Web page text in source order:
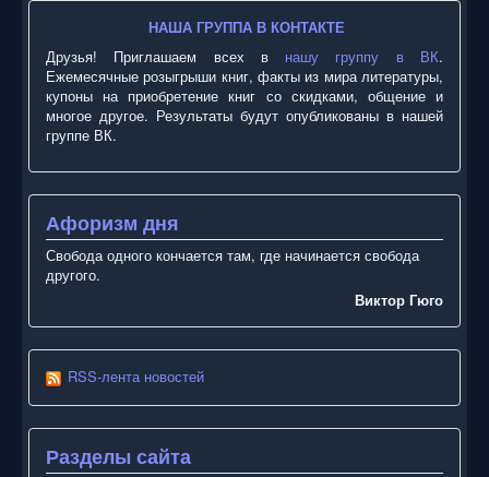
НАША ГРУППА В КОНТАКТЕ
Друзья! Приглашаем всех в нашу группу в ВК.
Ежемесячные розыгрыши книг, факты из мира литературы,
купоны на приобретение книг со скидками, общение и
многое другое. Результаты будут опубликованы в нашей
группе ВК.
Афоризм дня
Свобода одного кончается там, где начинается свобода
другого.
Виктор Гюго
RSS-лента новостей
Разделы сайта